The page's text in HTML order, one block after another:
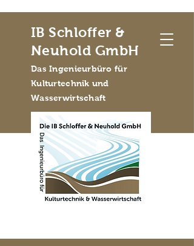
IB Schloffer &
Neuhold GmbH
Das Ingenieurbüro für
Kulturtechnik und
Wasserwirtschaft